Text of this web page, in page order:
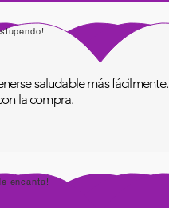
saludable más fácilmente.
la compra.
encanta!